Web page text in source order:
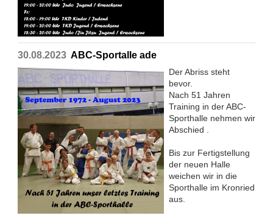
30.08.2023 ABC-Sportalle ade
Der Abriss steht
bevor.
Nach 51 Jahren
Training in der ABC-
Sporthalle nehmen wir
Abschied .
Bis zur Fertigstellung
der neuen Halle
weichen wir in die
Sporthalle im Kronried
aus.